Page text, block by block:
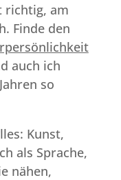
richtig, am
Finde den
auch ich
so
Kunst,
als Sprache,
nähen,